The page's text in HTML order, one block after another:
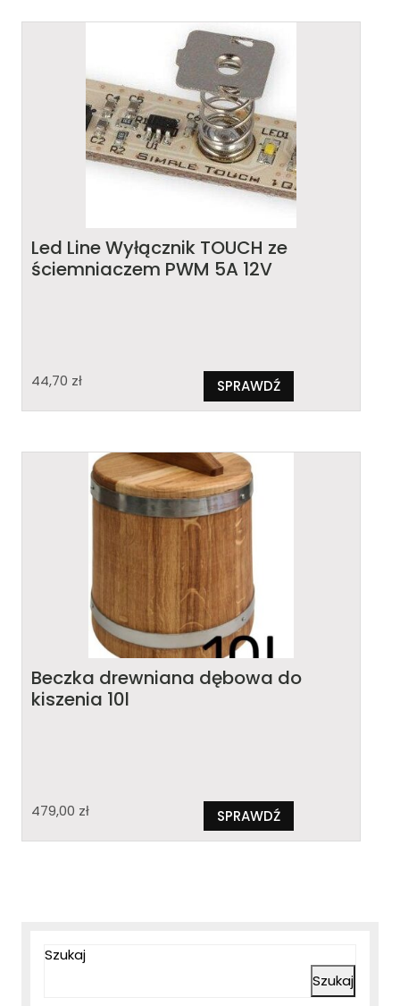
Led Line Wyłącznik TOUCH ze
ściemniaczem PWM 5A 12V
44,70 zł SPRAWDŹ
Beczka drewniana dębowa do
kiszenia 10l
479,00 zł SPRAWDŹ
Szukaj
Szukaj